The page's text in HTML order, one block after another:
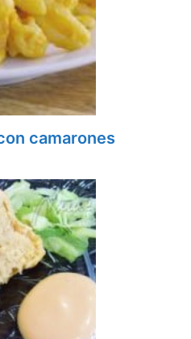
camarones